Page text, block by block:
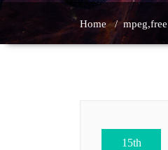
Home/mpeg,free
15th